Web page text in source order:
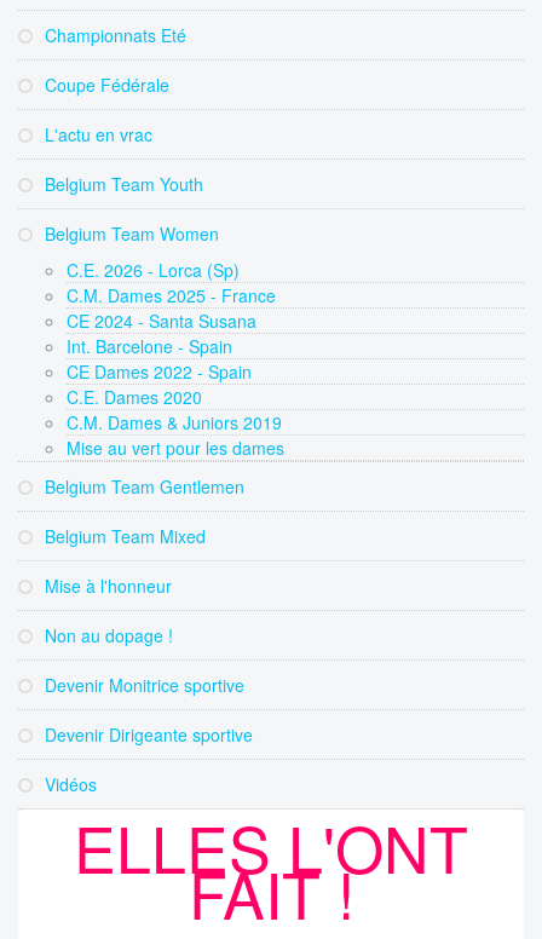
Championnats Eté
Coupe Fédérale
L'actu en vrac
Belgium Team Youth
Belgium Team Women
C.E. 2026 - Lorca (Sp)
C.M. Dames 2025 - France
CE 2024 - Santa Susana
Int. Barcelone - Spain
CE Dames 2022 - Spain
C.E. Dames 2020
C.M. Dames & Juniors 2019
Mise au vert pour les dames
Belgium Team Gentlemen
Belgium Team Mixed
Mise à l'honneur
Non au dopage !
Devenir Monitrice sportive
Devenir Dirigeante sportive
Vidéos
ELLES L'ONT
FAIT !